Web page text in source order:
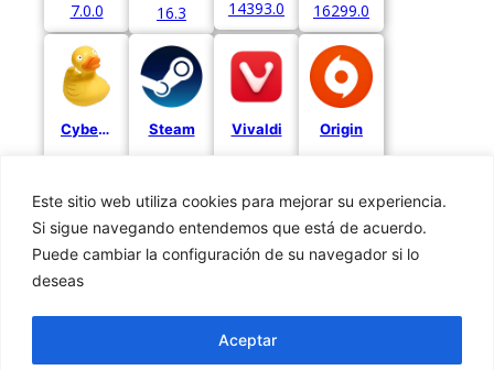
Este sitio web utiliza cookies para mejorar su experiencia.
Si sigue navegando entendemos que está de acuerdo.
Puede cambiar la configuración de su navegador si lo
deseas
Aceptar
7.0.0 16.3 14393.0 16299.0
Cyberduck Steam Vivaldi Origin
Cookies
Aviso Legal